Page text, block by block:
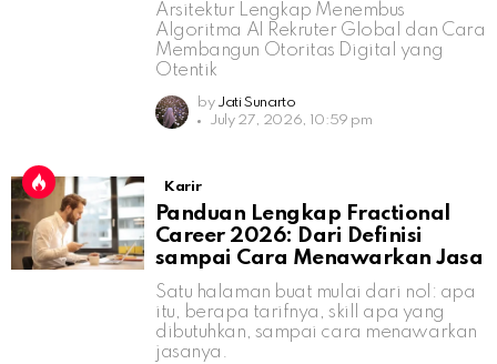
Arsitektur Lengkap Menembus
Algoritma AI Rekruter Global dan Cara
Membangun Otoritas Digital yang
Otentik
by Jati Sunarto
July 27, 2026, 10:59 pm
Karir
Panduan Lengkap Fractional
Career 2026: Dari Definisi
sampai Cara Menawarkan Jasa
Satu halaman buat mulai dari nol: apa
itu, berapa tarifnya, skill apa yang
dibutuhkan, sampai cara menawarkan
jasanya.